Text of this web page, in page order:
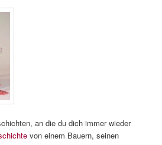
an die du dich immer wieder
von einem Bauern, seinen